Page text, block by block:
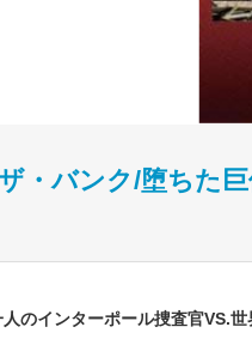
・バンク/堕ちた
人のインターポール捜査官VS.